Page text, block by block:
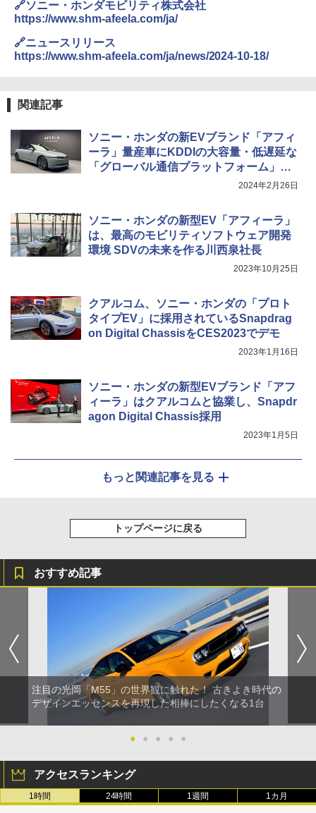
🔗ソニー・ホンダモビリティ株式会社
https://www.shm-afeela.com/ja/
🔗ニュースリリース
https://www.shm-afeela.com/ja/news/2024-10-18/
関連記事
ソニー・ホンダの新EVブランド「アフィ
ーラ」量産車にKDDIの大容量・低遅延な
「グローバル通信プラットフォーム」活
2024年2月26日
ソニー・ホンダの新型EV「アフィーラ」
は、最高のモビリティソフトウェア開発
環境 SDVの未来を作る川西泉社長
2023年10月25日
クアルコム、ソニー・ホンダの「プロト
タイプEV」に採用されているSnapdrag
on Digital ChassisをCES2023でデモ
2023年1月16日
ソニー・ホンダの新型EVブランド「アフ
ィーラ」はクアルコムと協業し、Snapdr
agon Digital Chassis採用
2023年1月5日
もっと関連記事を見る
トップページに戻る
おすすめ記事
注目の光岡「M55」の世界観に触れた！ 古きよき時代の
デザインエッセンスを再現した相棒にしたくなる1台
● ● ● ● ●
アクセスランキング
1時間 24時間 1週間 1カ月